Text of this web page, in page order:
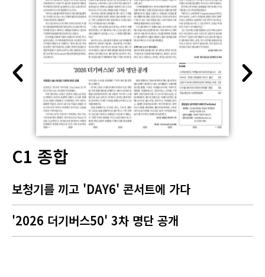
C1 종합
보청기를 끼고 'DAY6' 콘서트에 가다
'2026 더기버스50' 3차 명단 공개